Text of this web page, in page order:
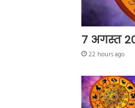
7 अगस्त
22 hours ago